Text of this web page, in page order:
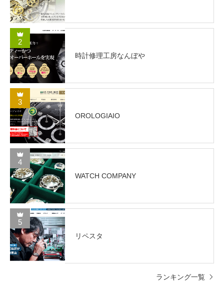
2
時計修理工房なんぼや
3
OROLOGIAIO
4
WATCH COMPANY
5
リペスタ
ランキング一覧